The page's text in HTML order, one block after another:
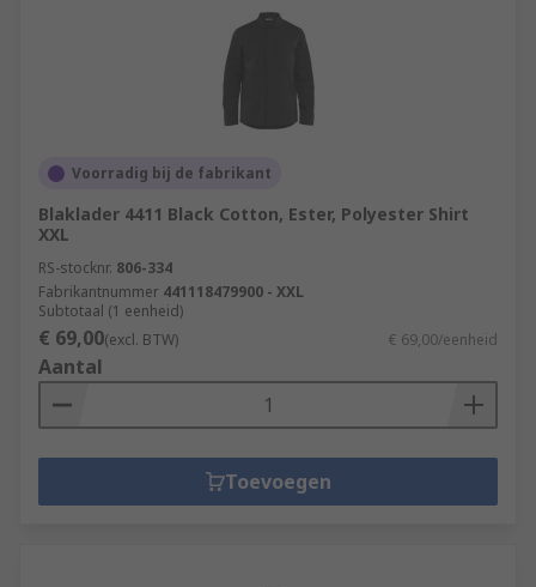
Voorradig bij de fabrikant
Blaklader 4411 Black Cotton, Ester, Polyester Shirt
XXL
RS-stocknr. 806-334
Fabrikantnummer 441118479900 - XXL
Subtotaal (1 eenheid)
€ 69,00(excl. BTW) € 69,00/eenheid
Aantal
Toevoegen